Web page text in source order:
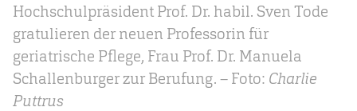
Hochschulpräsident Prof. Dr. habil. Sven Tode
gratulieren der neuen Professorin für
geriatrische Pflege, Frau Prof. Dr. Manuela
Schallenburger zur Berufung. – Foto: Charlie
Puttrus